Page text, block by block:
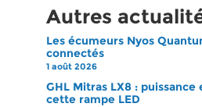
Autres
Les écumeurs Nyos
connectés
1 août 2026
GHL Mitras LX8 :
cette rampe LED